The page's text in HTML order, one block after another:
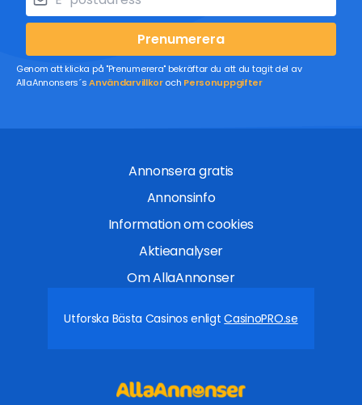
Prenumerera
Genom att klicka på "Prenumerera" bekräftar du att du tagit del av
AllaAnnonsers´sAnvändarvillkoroch Personuppgifter
Annonsera gratis
Annonsinfo
Information om cookies
Aktieanalyser
Om AllaAnnonser
Utforska Bästa Casinos enligtCasinoPRO.se